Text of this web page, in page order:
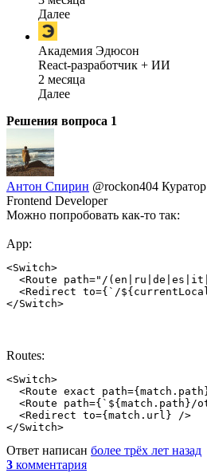
Далее
Академия Эдюсон
React-разработчик + ИИ
2 месяца
Далее
Решения вопроса 1
Антон Спирин @rockon404
Frontend Developer
Можно попробовать как-то так:
App:
<Switch>
<Route path="/
<Redirect to={`/
</Switch>
Routes:
<Switch>
<Route exact
<Route path={`${match.path}/
  <Redirect to={match.url} />
</Switch>
Ответ написан более трёх лет назад
3 комментария